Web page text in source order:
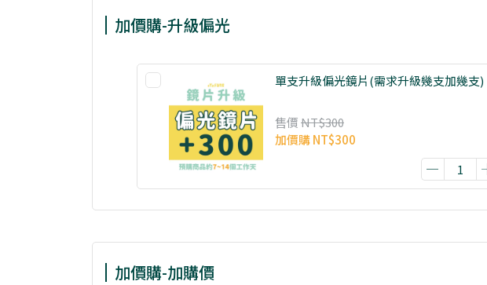
加價購-升級偏光
單支升級偏光鏡片(需求升級幾支加幾支)
售價NT$300
加價購NT$300
加價購-加購價